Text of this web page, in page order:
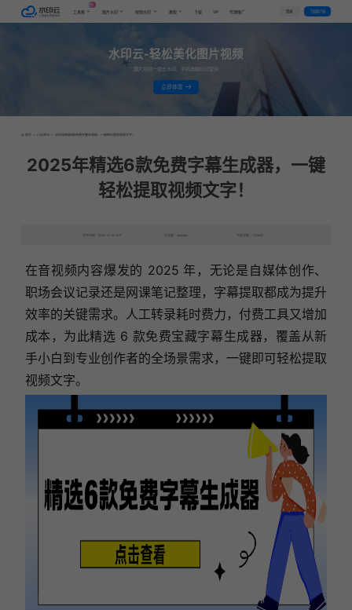
工具集
AI
图片水印 视频水印 教程 下载 VIP 代理推广 登录 下载客户端
水印云-轻松美化图片视频
图片视频一键去水印，手机电脑均可使用
立即体验
首页 > 行业资讯 > 2025年精选6款免费字幕生成器，一键轻松提取视频文字！
2025年精选6款免费字幕生成器，一键
轻松提取视频文字！
发布日期：2025-10-16 10:27 发表者：qianqian 浏览次数：17826次
在音视频内容爆发的 2025 年，无论是自媒体创作、
职场会议记录还是网课笔记整理，字幕提取都成为提升
效率的关键需求。人工转录耗时费力，付费工具又增加
成本，为此精选 6 款免费宝藏字幕生成器，覆盖从新
手小白到专业创作者的全场景需求，一键即可轻松提取
视频文字。